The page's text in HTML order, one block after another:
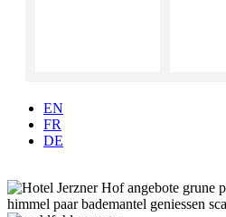
EN
FR
DE